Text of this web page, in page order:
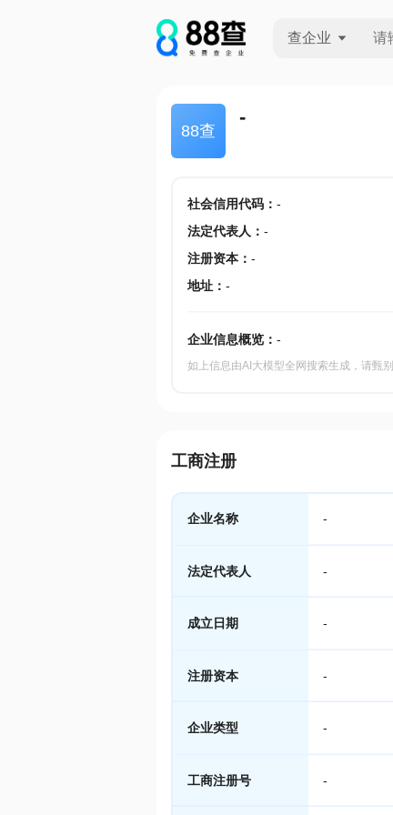
查企业
88查
-
社会信用代码： -
法定代表人 ： -
注册资本： -
地址： -
企业信息概览： -
如上信息由AI大模型全网搜索生成，请甄
工商注册
企业名称 -
法定代表人 -
成立日期 -
注册资本 -
企业类型 -
工商注册号 -